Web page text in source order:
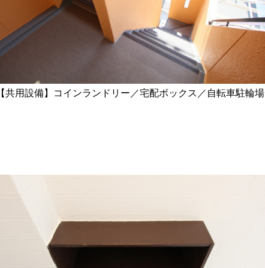
【共用設備】コインランドリー／宅配ボックス／自転車駐輪場